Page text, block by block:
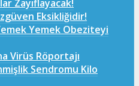
Zayıflayacak!
Eksikliğidir!
Yemek Obeziteyi
Virüs Röportajı
Sendromu Kilo